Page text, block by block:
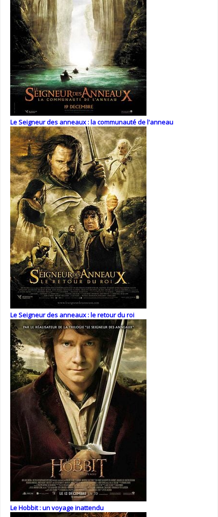
Le Seigneur des anneaux : la communauté de l'anneau
Le Seigneur des anneaux : le retour du roi
Le Hobbit : un voyage inattendu